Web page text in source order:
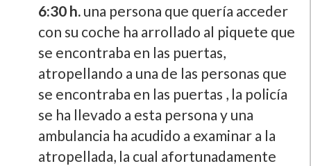
6:30 h. una persona que querí­a acceder
con su coche ha arrollado al piquete que
se encontraba en las puertas,
atropellando a una de las personas que
se encontraba en las puertas , la policí­a
se ha llevado a esta persona y una
ambulancia ha acudido a examinar a la
atropellada, la cual afortunadamente